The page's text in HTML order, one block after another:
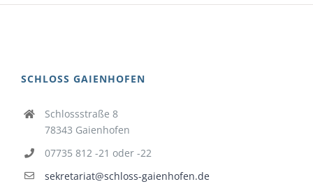
SCHLOSS GAIENHOFEN
Schlossstraße 8
78343 Gaienhofen
07735 812 -21 oder -22
sekretariat@schloss-gaienhofen.de